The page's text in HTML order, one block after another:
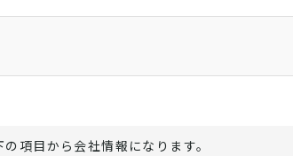
の項目から会社情報になります。